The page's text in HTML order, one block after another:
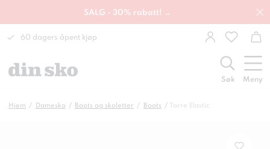
SALG - 30% rabatt! →
60 dagers åpent kjøp
Søk Meny
Hjem Damesko Boots og skoletter Boots Torre Elastic